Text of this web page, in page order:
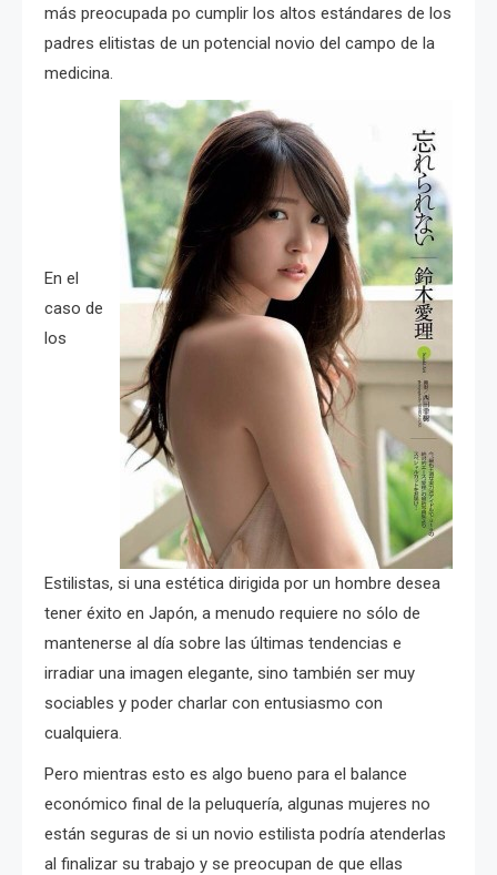
más preocupada po cumplir los altos estándares de los
padres elitistas de un potencial novio del campo de la
medicina.
En el
caso de
los
Estilistas, si una estética dirigida por un hombre desea
tener éxito en Japón, a menudo requiere no sólo de
mantenerse al día sobre las últimas tendencias e
irradiar una imagen elegante, sino también ser muy
sociables y poder charlar con entusiasmo con
cualquiera.
Pero mientras esto es algo bueno para el balance
económico final de la peluquería, algunas mujeres no
están seguras de si un novio estilista podría atenderlas
al finalizar su trabajo y se preocupan de que ellas